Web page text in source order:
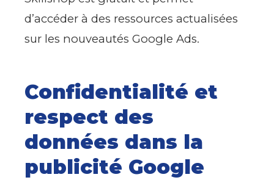
d’accéder à des ressources actualisées
sur les nouveautés Google Ads.
Confidentialité et
respect des
données dans la
publicité Google